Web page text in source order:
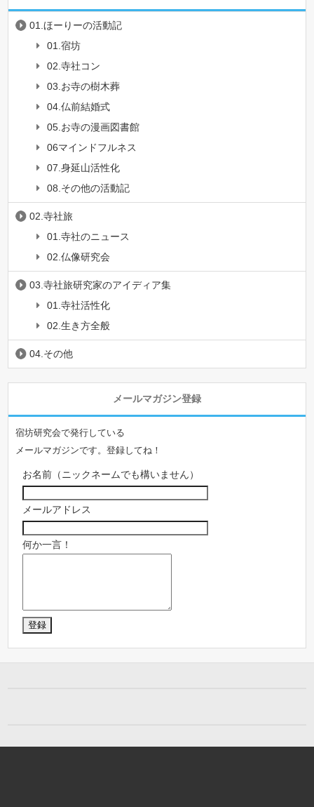
01.ほーりーの活動記
01.宿坊
02.寺社コン
03.お寺の樹木葬
04.仏前結婚式
05.お寺の漫画図書館
06マインドフルネス
07.身延山活性化
08.その他の活動記
02.寺社旅
01.寺社のニュース
02.仏像研究会
03.寺社旅研究家のアイディア集
01.寺社活性化
02.生き方全般
04.その他
メールマガジン登録
宿坊研究会で発行している
メールマガジンです。登録してね！
お名前（ニックネームでも構いません）
メールアドレス
何か一言！